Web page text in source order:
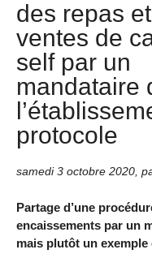
des repas
ventes de
self par un
mandataire
protocole
samedi 3 octobre 2020
Partage d’une
encaissements par un
mais plutôt un exemple